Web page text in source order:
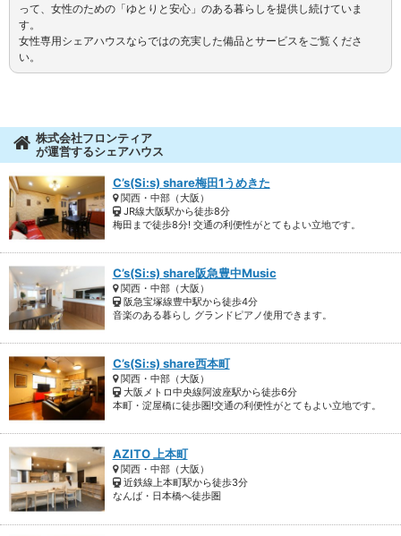
って、女性のための「ゆとりと安心」のある暮らしを提供し続けていま
す。
女性専用シェアハウスならではの充実した備品とサービスをご覧くださ
い。
株式会社フロンティア
が運営するシェアハウス
C’s(Si:s) share梅田1うめきた
関西・中部（大阪）
JR線大阪駅から徒歩8分
梅田まで徒歩8分! 交通の利便性がとてもよい立地です。
C’s(Si:s) share阪急豊中Music
関西・中部（大阪）
阪急宝塚線豊中駅から徒歩4分
音楽のある暮らし グランドピアノ使用できます。
C’s(Si:s) share西本町
関西・中部（大阪）
大阪メトロ中央線阿波座駅から徒歩6分
本町・淀屋橋に徒歩圏!交通の利便性がとてもよい立地です。
AZITO 上本町
関西・中部（大阪）
近鉄線上本町駅から徒歩3分
なんば・日本橋へ徒歩圏